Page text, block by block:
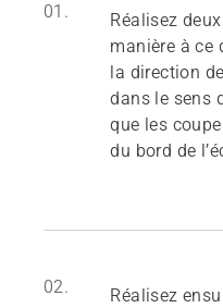
01.
Réalisez
manière à ce
la direction
dans le sens
que les
du bord de
02.
Réalisez